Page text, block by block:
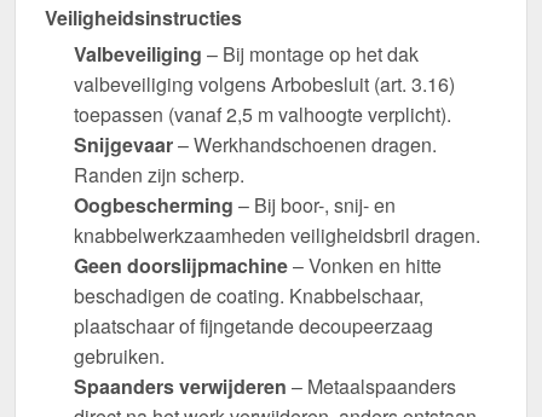
Veiligheidsinstructies
Valbeveiliging – Bij montage op het dak
valbeveiliging volgens Arbobesluit (art. 3.16)
toepassen (vanaf 2,5 m valhoogte verplicht).
Snijgevaar– Werkhandschoenen dragen.
Randen zijn scherp.
Oogbescherming – Bij boor-, snij- en
knabbelwerkzaamheden veiligheidsbril dragen.
Geen doorslijpmachine– Vonken en hitte
beschadigen de coating. Knabbelschaar,
plaatschaar of fijngetande decoupeerzaag
gebruiken.
Spaanders verwijderen – Metaalspaanders